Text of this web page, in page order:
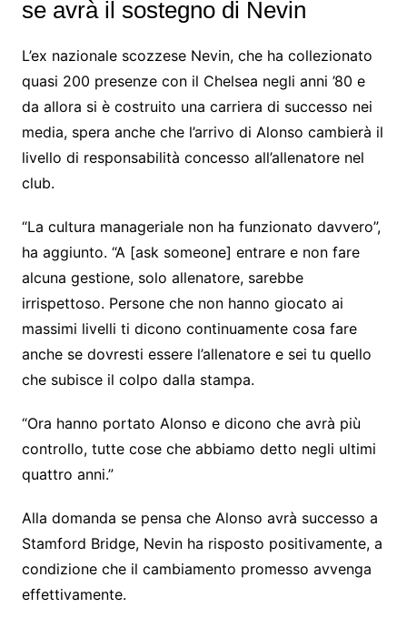
se avrà il sostegno di Nevin
L’ex nazionale scozzese Nevin, che ha collezionato
quasi 200 presenze con il Chelsea negli anni ’80 e
da allora si è costruito una carriera di successo nei
media, spera anche che l’arrivo di Alonso cambierà il
livello di responsabilità concesso all’allenatore nel
club.
“La cultura manageriale non ha funzionato davvero”,
ha aggiunto. “A [ask someone] entrare e non fare
alcuna gestione, solo allenatore, sarebbe
irrispettoso. Persone che non hanno giocato ai
massimi livelli ti dicono continuamente cosa fare
anche se dovresti essere l’allenatore e sei tu quello
che subisce il colpo dalla stampa.
“Ora hanno portato Alonso e dicono che avrà più
controllo, tutte cose che abbiamo detto negli ultimi
quattro anni.”
Alla domanda se pensa che Alonso avrà successo a
Stamford Bridge, Nevin ha risposto positivamente, a
condizione che il cambiamento promesso avvenga
effettivamente.